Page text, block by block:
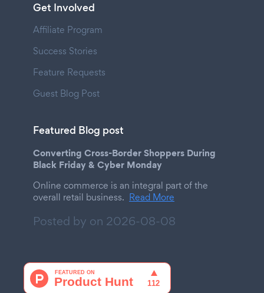
Get Involved
Affiliate Program
Success Stories
Feature Requests
Guest Blog Post
Featured Blog post
Converting Cross-Border Shoppers During
Black Friday & Cyber Monday
Online commerce is an integral part of the
overall retail business. Read More
Posted by on 2026-08-08